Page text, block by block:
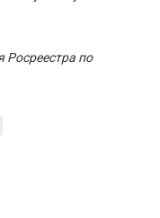
Росреестра по